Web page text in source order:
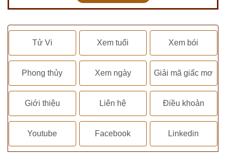
Tử Vi Xem tuổi Xem bói
Phong thủy Xem ngày Giải mã giấc mơ
Giới thiệu Liên hệ Điều khoản
Youtube Facebook Linkedin